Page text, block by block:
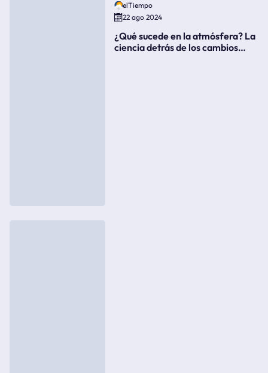
elTiempo
22 ago 2024
¿Qué sucede en la atmósfera? La
ciencia detrás de los cambios